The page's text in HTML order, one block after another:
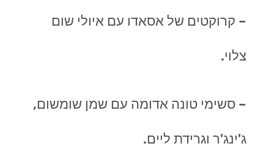
– קרוקטים של אסאדו עם איולי שום
צלוי.
– סשימי טונה אדומה עם שמן שומשום,
ג'ינג'ר וגרידת ליים.